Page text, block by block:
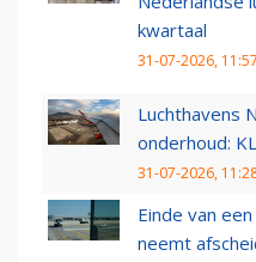
kwartaal
31-07-2026, 11:57
Luchthavens
onderhoud:
31-07-2026,
Einde van
neemt